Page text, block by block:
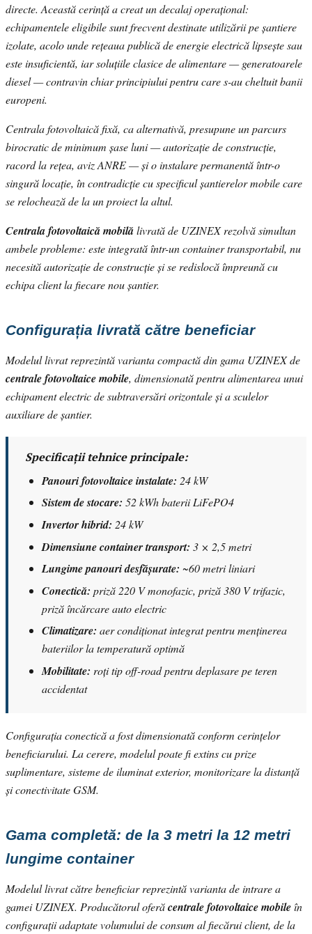
directe. Această cerință a creat un decalaj operațional:
echipamentele eligibile sunt frecvent destinate utilizării pe șantiere
izolate, acolo unde rețeaua publică de energie electrică lipsește sau
este insuficientă, iar soluțiile clasice de alimentare — generatoarele
diesel — contravin chiar principiului pentru care s-au cheltuit banii
europeni.
Centrala fotovoltaică fixă, ca alternativă, presupune un parcurs
birocratic de minimum șase luni — autorizație de construcție,
racord la rețea, aviz ANRE — și o instalare permanentă într-o
singură locație, în contradicție cu specificul șantierelor mobile care
se relochează de la un proiect la altul.
Centrala fotovoltaică mobilălivrată de UZINEX rezolvă simultan
ambele probleme: este integrată într-un container transportabil, nu
necesită autorizație de construcție și se redislocă împreună cu
echipa client la fiecare nou șantier.
Configurația livrată către beneficiar
Modelul livrat reprezintă varianta compactă din gama UZINEX de
centrale fotovoltaice mobile, dimensionată pentru alimentarea unui
echipament electric de subtraversări orizontale și a sculelor
auxiliare de șantier.
Specificații tehnice principale:
Panouri fotovoltaice instalate: 24 kW
Sistem de stocare: 52 kWh baterii LiFePO4
Invertor hibrid: 24 kW
Dimensiune container transport: 3 × 2,5 metri
Lungime panouri desfășurate: ~60 metri liniari
Conectică: priză 220 V monofazic, priză 380 V trifazic,
priză încărcare auto electric
Climatizare: aer condiționat integrat pentru menținerea
bateriilor la temperatură optimă
Mobilitate: roți tip off-road pentru deplasare pe teren
accidentat
Configurația conectică a fost dimensionată conform cerințelor
beneficiarului. La cerere, modelul poate fi extins cu prize
suplimentare, sisteme de iluminat exterior, monitorizare la distanță
și conectivitate GSM.
Gama completă: de la 3 metri la 12 metri
lungime container
Modelul livrat către beneficiar reprezintă varianta de intrare a
gamei UZINEX. Producătorul oferăcentrale fotovoltaice mobileîn
configurații adaptate volumului de consum al fiecărui client, de la